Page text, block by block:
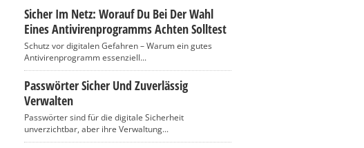
Sicher Im Netz: Worauf Du Bei Der Wahl
Eines Antivirenprogramms Achten Solltest
Schutz vor digitalen Gefahren – Warum ein gutes
Antivirenprogramm essenziell...
Passwörter Sicher Und Zuverlässig
Verwalten
Passwörter sind für die digitale Sicherheit
unverzichtbar, aber ihre Verwaltung...